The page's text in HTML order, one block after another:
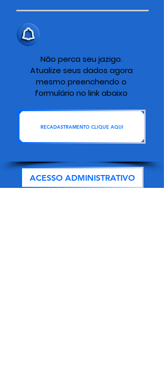
Não perca seu jazigo.
Atualize seus dados agora
mesmo preenchendo o
formulário no link abaixo
RECADASTRAMENTO CLIQUE AQUI
ACESSO ADMINISTRATIVO